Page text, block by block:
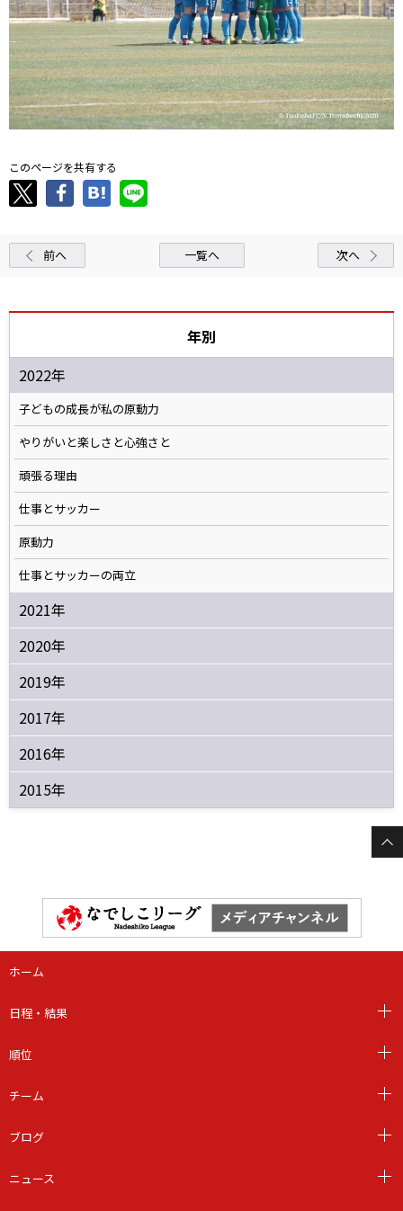
このページを共有する
前へ 一覧へ 次へ
年別
2022年
子どもの成長が私の原動力
やりがいと楽しさと心強さと
頑張る理由
仕事とサッカー
原動力
仕事とサッカーの両立
2021年
2020年
2019年
2017年
2016年
2015年
ホーム
日程・結果
順位
チーム
ブログ
ニュース